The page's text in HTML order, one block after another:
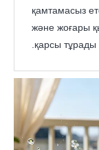
қамтамасыз
және жоғары
қарсы тұрады.